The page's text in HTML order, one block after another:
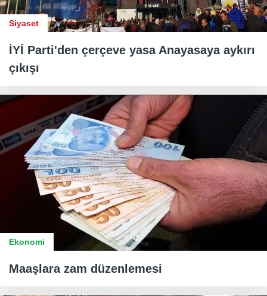
Siyaset
İYİ Parti'den çerçeve yasa Anayasaya aykırı
çıkışı
Ekonomi
Maaşlara zam düzenlemesi